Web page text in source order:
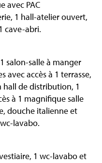
avec PAC
1 hall-atelier ouvert,
cave-abri.
salon-salle à manger
avec accès à 1 terrasse,
hall de distribution, 1
à 1 magnifique salle
douche italienne et
lavabo.
1 wc-lavabo et